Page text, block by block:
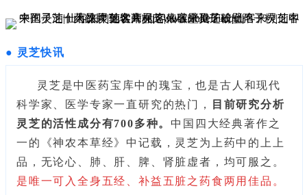
● 灵芝快讯
灵芝是中医药宝库中的瑰宝，也是古人和现代
科学家、医学专家一 直研究的热门，
目前研究分析
灵芝的活性成分有700多种。 中国四大经典著作之
一的《神农本草经》中记载，灵芝为上药中的上上
品，无论心、肺、肝、脾、肾脏虚者，均可服之。
是唯一可入全身五经、补益五脏之药食两用佳品。